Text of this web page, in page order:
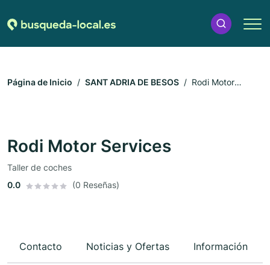
Página de Inicio SANT ADRIA DE BESOS
Rodi Motor
Rodi Motor Services
Taller de coches
0.0
(0 Reseñas)
Contacto Noticias y Ofertas Información